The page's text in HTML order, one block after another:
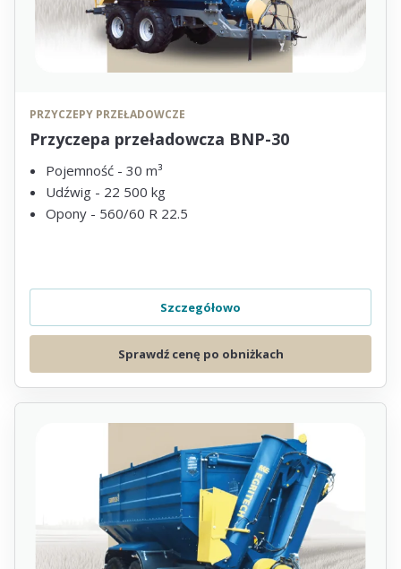
PRZYCZEPY PRZEŁADOWCZE
Przyczepa przeładowcza BNP-30
Pojemność - 30 m³
Udźwig - 22 500 kg
Opony - 560/60 R 22.5
Szczegółowo
Sprawdź cenę po obniżkach